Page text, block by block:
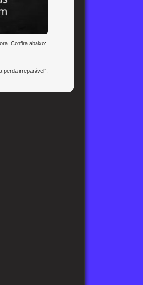
Confira abaixo:
irreparável”.